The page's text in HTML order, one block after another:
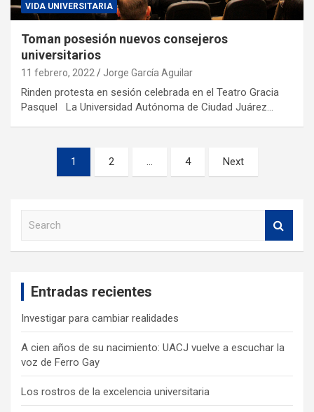
VIDA UNIVERSITARIA
Toman posesión nuevos consejeros
universitarios
11 febrero, 2022 Jorge García Aguilar
Rinden protesta en sesión celebrada en el Teatro Gracia
Pasquel La Universidad Autónoma de Ciudad Juárez…
1 2 … 4 Next
Entradas recientes
Investigar para cambiar realidades
A cien años de su nacimiento: UACJ vuelve a escuchar la
voz de Ferro Gay
Los rostros de la excelencia universitaria